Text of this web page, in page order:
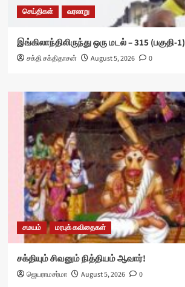
செய்திகள் வரலாறு
இங்கிலாந்திலிருந்து ஒரு மடல் – 315 (பகுதி-1)
சக்தி சக்திதாசன் August 5, 2026 0
சமயம் மரபுக் கவிதைகள்
சக்தியும் சிவனும் நித்தியம் ஆவார்!
ஜெயராமசர்மா August 5, 2026 0